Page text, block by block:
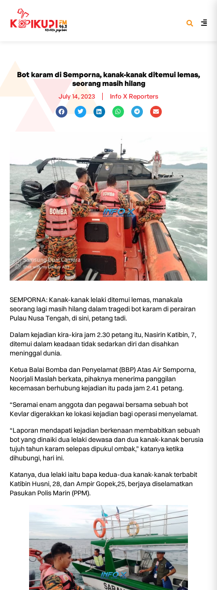
Bot karam di Semporna, kanak-kanak ditemui lemas,
seorang masih hilang
July 14, 2023 Info X Reporters
SEMPORNA: Kanak-kanak lelaki ditemui lemas, manakala
seorang lagi masih hilang dalam tragedi bot karam di perairan
Pulau Nusa Tengah, di sini, petang tadi.
Dalam kejadian kira-kira jam 2.30 petang itu, Nasirin Katibin, 7,
ditemui dalam keadaan tidak sedarkan diri dan disahkan
meninggal dunia.
Ketua Balai Bomba dan Penyelamat (BBP) Atas Air Semporna,
Noorjali Maslah berkata, pihaknya menerima panggilan
kecemasan berhubung kejadian itu pada jam 2.41 petang.
“Seramai enam anggota dan pegawai bersama sebuah bot
Kevlar digerakkan ke lokasi kejadian bagi operasi menyelamat.
“Laporan mendapati kejadian berkenaan membabitkan sebuah
bot yang dinaiki dua lelaki dewasa dan dua kanak-kanak berusia
tujuh tahun karam selepas dipukul ombak,” katanya ketika
dihubungi, hari ini.
Katanya, dua lelaki iaitu bapa kedua-dua kanak-kanak terbabit
Katibin Husni, 28, dan Ampir Gopek,25, berjaya diselamatkan
Pasukan Polis Marin (PPM).